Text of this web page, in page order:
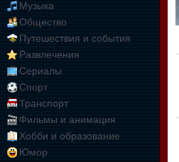
Музыка
Общество
Путешествия и события
Развлечения
Сериалы
Спорт
Транспорт
Фильмы и анимация
Хобби и образование
Юмор